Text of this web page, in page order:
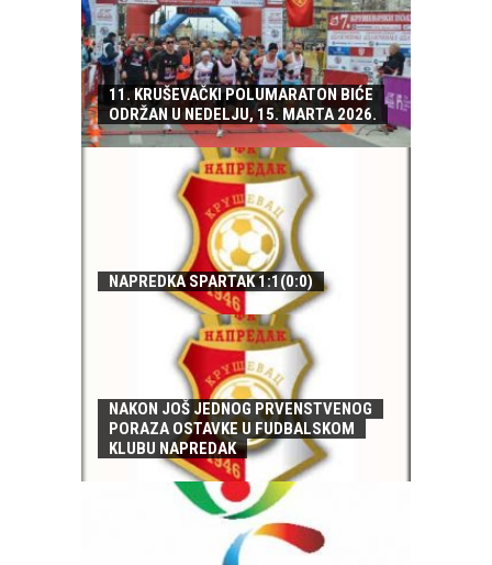
11. KRUŠEVAČKI POLUMARATON BIĆE
ODRŽAN U NEDELJU, 15. MARTA 2026.
NAPREDKA SPARTAK 1:1(0:0)
NAKON JOŠ JEDNOG PRVENSTVENOG
PORAZA OSTAVKE U FUDBALSKOM
KLUBU NAPREDAK